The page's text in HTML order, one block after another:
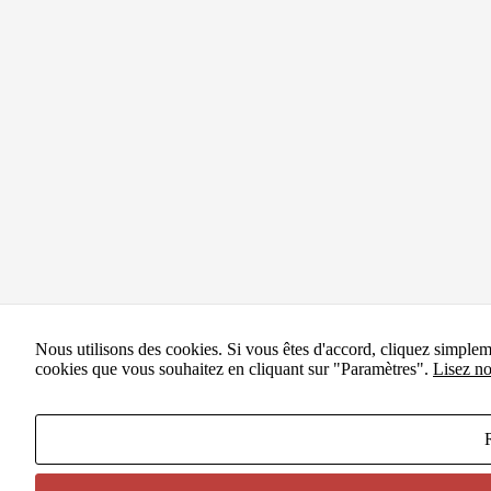
Nous utilisons des cookies. Si vous êtes d'accord, cliquez
cookies que vous souhaitez en cliquant sur "Paramètres". Lisez